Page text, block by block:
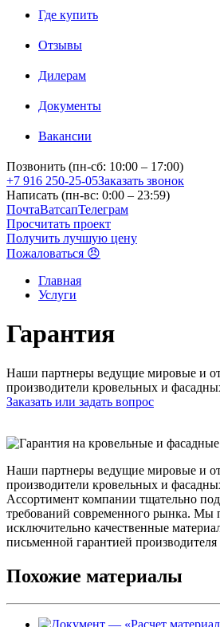
Где купить
Отзывы
Дилерам
Документы
Вакансии
Позвонить (пн-сб: 10:00 – 17:00)
+7 916 250-25-05Заказать звонок
Написать (пн-вс: 0:00 – 23:59)
ПочтаВатсапТелеграм
Просчитать проект
Получить лучшую цену
Пожаловаться 😠
Главная
Услуги
Гарантия
Наши партнеры ведущие мировые и
производители кровельных и
Заказать или задать вопрос
Наши партнеры ведущие мировые и
производители кровельных и
Ассортимент компании тщательно
требований современного рынка. Мы
исключительно качественные
письменной гарантией производителя
Похожие материалы